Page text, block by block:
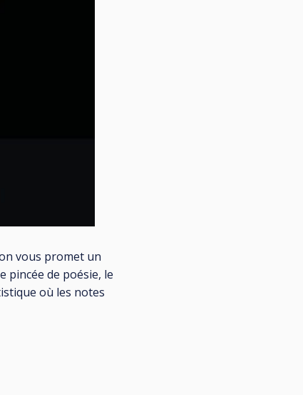
vous promet un
pincée de poésie, le
où les notes